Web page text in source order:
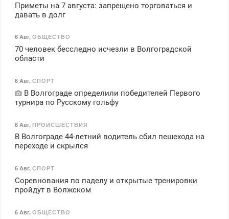
Приметы на 7 августа: запрещено торговаться и
давать в долг
6 Авг, ОБЩЕСТВО
70 человек бесследно исчезли в Волгоградской
области
6 Авг, СПОРТ
В Волгограде определили победителей Первого
турнира по Русскому гольфу
6 Авг, ПРОИСШЕСТВИЯ
В Волгограде 44-летний водитель сбил пешехода на
переходе и скрылся
6 Авг, СПОРТ
Соревнования по паделу и открытые тренировки
пройдут в Волжском
6 Авг, ОБЩЕСТВО